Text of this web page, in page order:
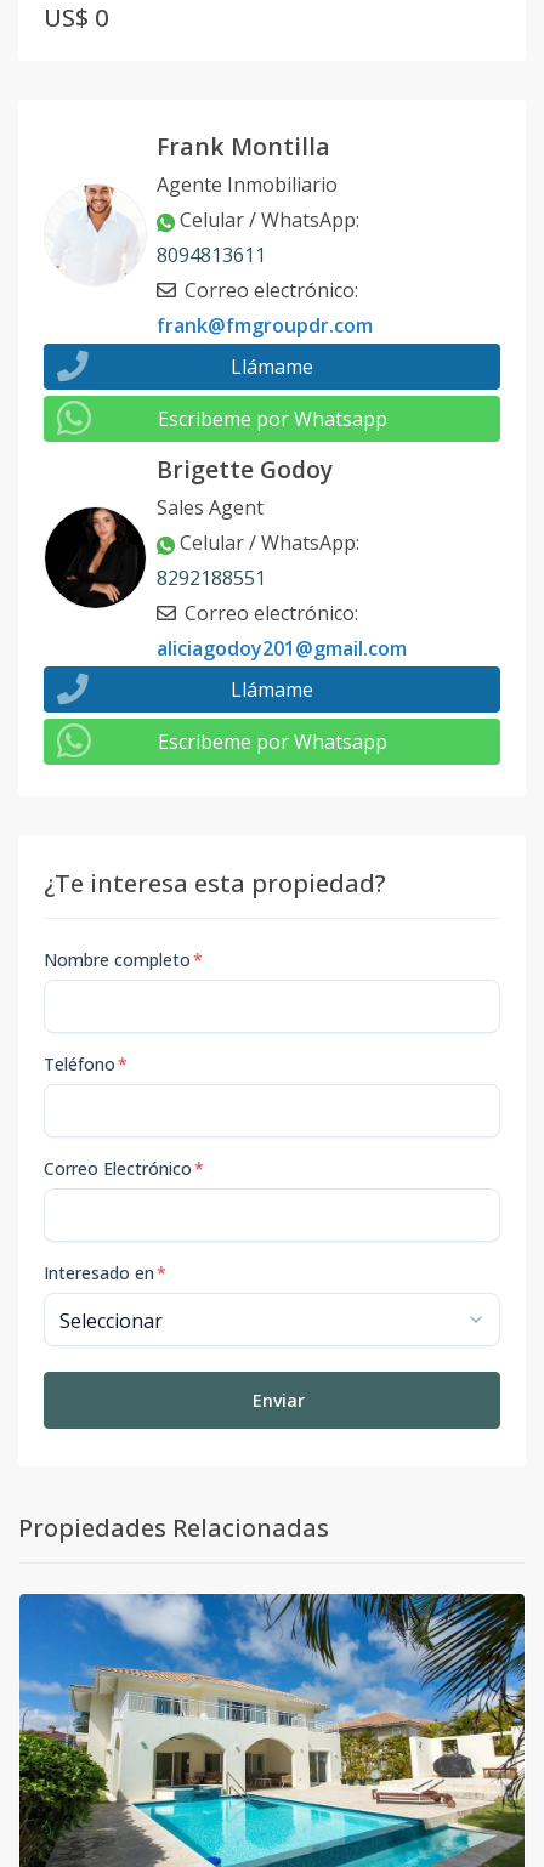
US$ 0
Frank Montilla
Agente Inmobiliario
Celular / WhatsApp:
8094813611
Correo electrónico:
frank@fmgroupdr.com
Llámame
Escribeme por Whatsapp
Brigette Godoy
Sales Agent
Celular / WhatsApp:
8292188551
Correo electrónico:
aliciagodoy201@gmail.com
Llámame
Escribeme por Whatsapp
¿Te interesa esta propiedad?
Nombre completo*
Teléfono*
Correo Electrónico*
Interesado en*
Enviar
Propiedades Relacionadas